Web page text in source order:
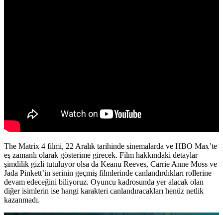
The Matrix 4 filmi, 22 Aralık tarihinde sinemalarda ve HBO Max’te
eş zamanlı olarak gösterime girecek. Film hakkındaki detaylar
şimdilik gizli tutuluyor olsa da Keanu Reeves, Carrie Anne Moss ve
Jada Pinkett’in serinin geçmiş filmlerinde canlandırdıkları rollerine
devam edeceğini biliyoruz. Oyuncu kadrosunda yer alacak olan
diğer isimlerin ise hangi karakteri canlandıracakları henüz netlik
kazanmadı.